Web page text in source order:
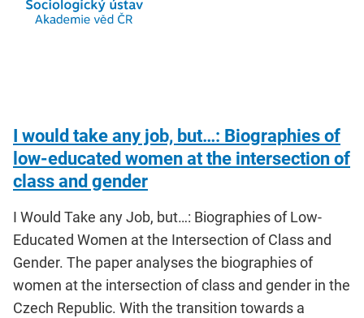
I would take any job, but…: Biographies of
low-educated women at the intersection of
class and gender
I Would Take any Job, but…: Biographies of Low-
Educated Women at the Intersection of Class and
Gender. The paper analyses the biographies of
women at the intersection of class and gender in the
Czech Republic. With the transition towards a